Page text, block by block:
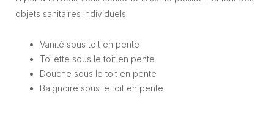
objets sanitaires individuels.
Vanité sous toit en pente
Toilette sous le toit en pente
Douche sous le toit en pente
Baignoire sous le toit en pente